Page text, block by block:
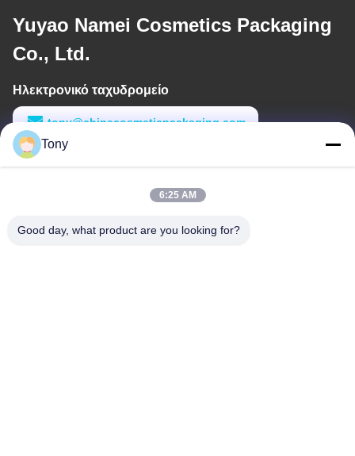
Yuyao Namei Cosmetics Packaging
Co., Ltd.
Ηλεκτρονικό ταχυδρομείο
tony@chinacosmeticpackaging.com
Εργασιακό χρόνο
Tony
6:25 AM
Good day, what product are you looking for?